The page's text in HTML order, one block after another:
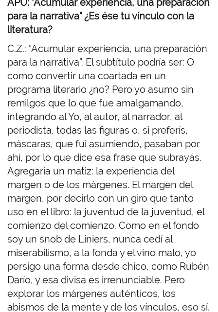
para la narrativa" ¿Es ése tu vínculo con la
literatura?
C.Z.: “Acumular experiencia, una preparación
para la narrativa”. El subtítulo podría ser: O
como convertir una coartada en un
programa literario ¿no? Pero yo asumo sin
remilgos que lo que fue amalgamando,
integrando al Yo, al autor, al narrador, al
periodista, todas las figuras o, si preferís,
máscaras, que fui asumiendo, pasaban por
ahí, por lo que dice esa frase que subrayás.
Agregaría un matiz: la experiencia del
margen o de los márgenes. El margen del
margen, por decirlo con un giro que tanto
uso en el libro: la juventud de la juventud, el
comienzo del comienzo. Como en el fondo
soy un snob de Liniers, nunca cedí al
miserabilismo, a la fonda y el vino malo, yo
persigo una forma desde chico, como Rubén
Darío, y esa divisa es irrenunciable. Pero
explorar los márgenes auténticos, los
abismos de la mente y de los vínculos, eso sí.